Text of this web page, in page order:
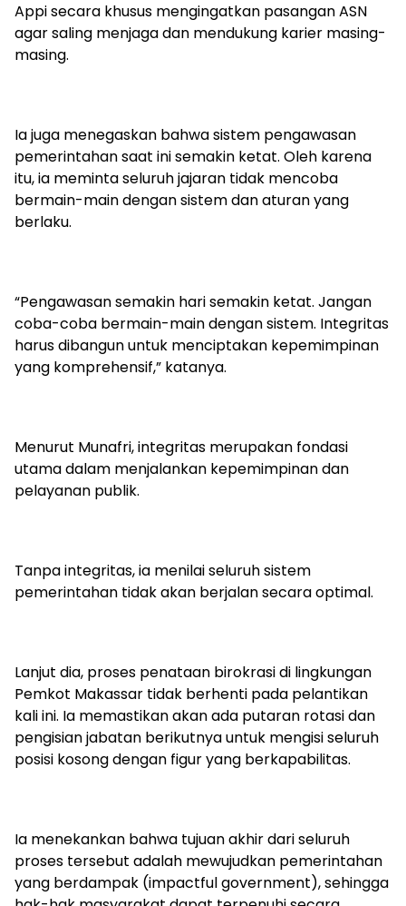
Appi secara khusus mengingatkan pasangan ASN
agar saling menjaga dan mendukung karier masing-
masing.
Ia juga menegaskan bahwa sistem pengawasan
pemerintahan saat ini semakin ketat. Oleh karena
itu, ia meminta seluruh jajaran tidak mencoba
bermain-main dengan sistem dan aturan yang
berlaku.
“Pengawasan semakin hari semakin ketat. Jangan
coba-coba bermain-main dengan sistem. Integritas
harus dibangun untuk menciptakan kepemimpinan
yang komprehensif,” katanya.
Menurut Munafri, integritas merupakan fondasi
utama dalam menjalankan kepemimpinan dan
pelayanan publik.
Tanpa integritas, ia menilai seluruh sistem
pemerintahan tidak akan berjalan secara optimal.
Lanjut dia, proses penataan birokrasi di lingkungan
Pemkot Makassar tidak berhenti pada pelantikan
kali ini. Ia memastikan akan ada putaran rotasi dan
pengisian jabatan berikutnya untuk mengisi seluruh
posisi kosong dengan figur yang berkapabilitas.
Ia menekankan bahwa tujuan akhir dari seluruh
proses tersebut adalah mewujudkan pemerintahan
yang berdampak (impactful government), sehingga